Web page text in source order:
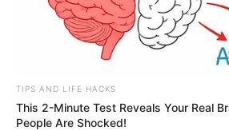
TIPS AND LIFE HACKS
This 2-Minute Test Reveals Your Real
People Are Shocked!